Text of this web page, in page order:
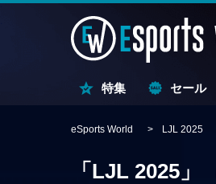
特集 セール
eSports World LJL 2025
「LJL 2025」